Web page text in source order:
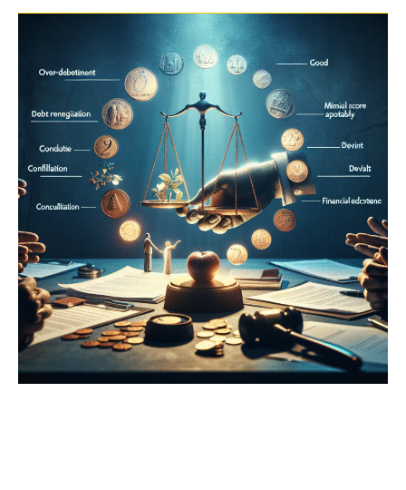
Desamparado
Tentar
Renegociar
Suas
Dívidas?
Descubra
Como
a
BOA-
FÉ
Pode
Ser